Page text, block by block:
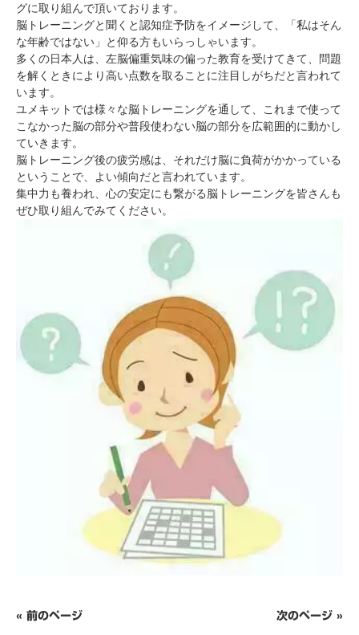
グに取り組んで頂いております。
脳トレーニングと聞くと認知症予防をイメージして、「私はそん
な年齢ではない」と仰る方もいらっしゃいます。
多くの日本人は、左脳偏重気味の偏った教育を受けてきて、問題
を解くときにより高い点数を取ることに注目しがちだと言われて
います。
ユメキットでは様々な脳トレーニングを通して、これまで使って
こなかった脳の部分や普段使わない脳の部分を広範囲的に動かし
ていきます。
脳トレーニング後の疲労感は、それだけ脳に負荷がかかっている
ということで、よい傾向だと言われています。
集中力も養われ、心の安定にも繋がる脳トレーニングを皆さんも
ぜひ取り組んでみてください。
« 前のページ 次のページ »